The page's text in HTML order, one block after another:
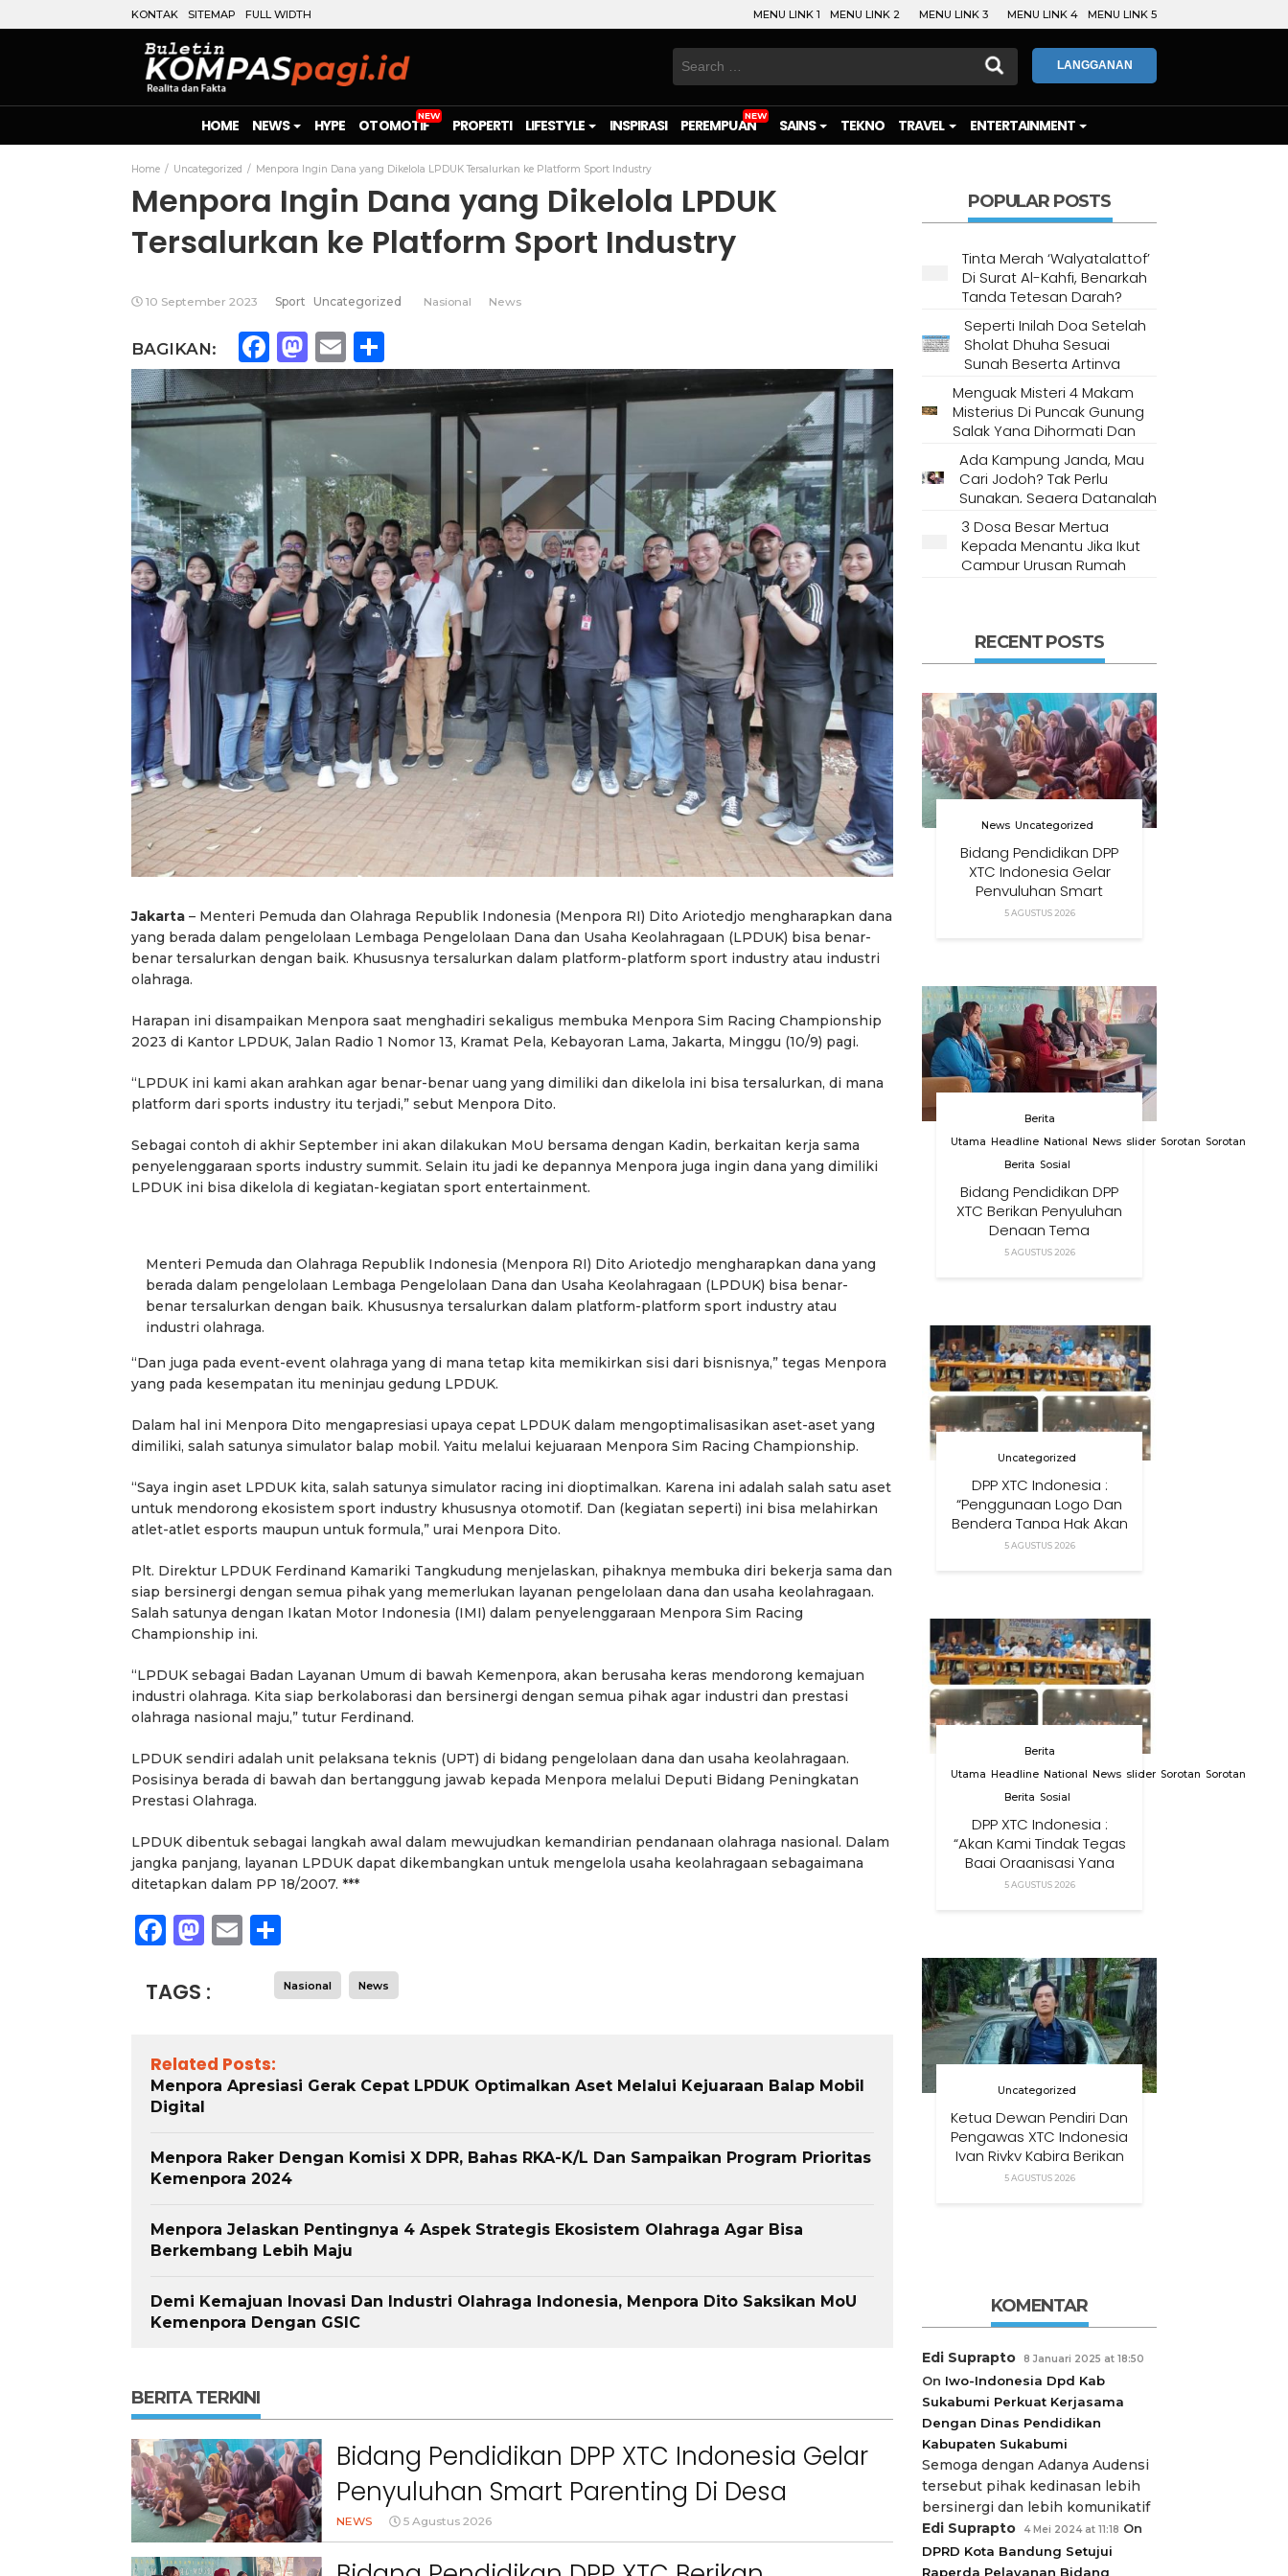
KONTAK SITEMAP FULL WIDTH MENU LINK 1 MENU LINK 2 MENU LINK 3 MENU LINK 4 MENU LINK 5
Search
LANGGANAN
HOME NEWS HYPE OTOMOTIF PROPERTI LIFESTYLE INSPIRASI PEREMPUAN SAINS TEKNO TRAVEL ENTERTAINMENT
Home Uncategorized Menpora Ingin Dana yang Dikelola LPDUK Tersalurkan ke Platform Sport Industry
Menpora Ingin Dana yang Dikelola LPDUK
Tersalurkan ke Platform Sport Industry
10 September 2023 Sport Uncategorized Nasional News
BAGIKAN: Facebook
Mastodon
Email
Jakarta – Menteri Pemuda dan Olahraga Republik Indonesia (Menpora RI) Dito Ariotedjo mengharapkan dana
yang berada dalam pengelolaan Lembaga Pengelolaan Dana dan Usaha Keolahragaan (LPDUK) bisa benar-
benar tersalurkan dengan baik. Khususnya tersalurkan dalam platform-platform sport industry atau industri
olahraga.
Harapan ini disampaikan Menpora saat menghadiri sekaligus membuka Menpora Sim Racing Championship
2023 di Kantor LPDUK, Jalan Radio 1 Nomor 13, Kramat Pela, Kebayoran Lama, Jakarta, Minggu (10/9) pagi.
“LPDUK ini kami akan arahkan agar benar-benar uang yang dimiliki dan dikelola ini bisa tersalurkan, di mana
platform dari sports industry itu terjadi,” sebut Menpora Dito.
Sebagai contoh di akhir September ini akan dilakukan MoU bersama dengan Kadin, berkaitan kerja sama
penyelenggaraan sports industry summit. Selain itu jadi ke depannya Menpora juga ingin dana yang dimiliki
LPDUK ini bisa dikelola di kegiatan-kegiatan sport entertainment.
Menteri Pemuda dan Olahraga Republik Indonesia (Menpora RI) Dito Ariotedjo mengharapkan dana yang
berada dalam pengelolaan Lembaga Pengelolaan Dana dan Usaha Keolahragaan (LPDUK) bisa benar-
benar tersalurkan dengan baik. Khususnya tersalurkan dalam platform-platform sport industry atau
industri olahraga.
“Dan juga pada event-event olahraga yang di mana tetap kita memikirkan sisi dari bisnisnya,” tegas Menpora
yang pada kesempatan itu meninjau gedung LPDUK.
Dalam hal ini Menpora Dito mengapresiasi upaya cepat LPDUK dalam mengoptimalisasikan aset-aset yang
dimiliki, salah satunya simulator balap mobil. Yaitu melalui kejuaraan Menpora Sim Racing Championship.
“Saya ingin aset LPDUK kita, salah satunya simulator racing ini dioptimalkan. Karena ini adalah salah satu aset
untuk mendorong ekosistem sport industry khususnya otomotif. Dan (kegiatan seperti) ini bisa melahirkan
atlet-atlet esports maupun untuk formula,” urai Menpora Dito.
Plt. Direktur LPDUK Ferdinand Kamariki Tangkudung menjelaskan, pihaknya membuka diri bekerja sama dan
siap bersinergi dengan semua pihak yang memerlukan layanan pengelolaan dana dan usaha keolahragaan.
Salah satunya dengan Ikatan Motor Indonesia (IMI) dalam penyelenggaraan Menpora Sim Racing
Championship ini.
“LPDUK sebagai Badan Layanan Umum di bawah Kemenpora, akan berusaha keras mendorong kemajuan
industri olahraga. Kita siap berkolaborasi dan bersinergi dengan semua pihak agar industri dan prestasi
olahraga nasional maju,” tutur Ferdinand.
LPDUK sendiri adalah unit pelaksana teknis (UPT) di bidang pengelolaan dana dan usaha keolahragaan.
Posisinya berada di bawah dan bertanggung jawab kepada Menpora melalui Deputi Bidang Peningkatan
Prestasi Olahraga.
LPDUK dibentuk sebagai langkah awal dalam mewujudkan kemandirian pendanaan olahraga nasional. Dalam
jangka panjang, layanan LPDUK dapat dikembangkan untuk mengelola usaha keolahragaan sebagaimana
ditetapkan dalam PP 18/2007. ***
Facebook
Mastodon
Email
TAGS : Nasional News
Related Posts:
Menpora Apresiasi Gerak Cepat LPDUK Optimalkan Aset Melalui Kejuaraan Balap Mobil
Digital
Menpora Raker Dengan Komisi X DPR, Bahas RKA-K/L Dan Sampaikan Program Prioritas
Kemenpora 2024
Menpora Jelaskan Pentingnya 4 Aspek Strategis Ekosistem Olahraga Agar Bisa
Berkembang Lebih Maju
Demi Kemajuan Inovasi Dan Industri Olahraga Indonesia, Menpora Dito Saksikan MoU
Kemenpora Dengan GSIC
BERITA TERKINI
Bidang Pendidikan DPP XTC Indonesia Gelar
Penyuluhan Smart Parenting Di Desa
Cihanjuang KBB
NEWS 5 Agustus 2026
POPULAR POSTS
Tinta Merah ‘Walyatalattof’
Di Surat Al-Kahfi, Benarkah
Tanda Tetesan Darah?
Seperti Inilah Doa Setelah
Sholat Dhuha Sesuai
Sunah Beserta Artinya
Menguak Misteri 4 Makam
Misterius Di Puncak Gunung
Salak Yang Dihormati Dan
Dianggap Tempat Suci Oleh
Masyarakat Setempat
Ada Kampung Janda, Mau
Cari Jodoh? Tak Perlu
Sungkan, Segera Datanglah
Ke Desa Ini
3 Dosa Besar Mertua
Kepada Menantu Jika Ikut
Campur Urusan Rumah
RECENT POSTS
News Uncategorized
Bidang Pendidikan DPP
XTC Indonesia Gelar
Penyuluhan Smart
Parenting Di Desa
5 AGUSTUS 2026
Berita
Utama
Headline National News slider Sorotan Sorotan
Berita Sosial
Bidang Pendidikan DPP
XTC Berikan Penyuluhan
Dengan Tema
Membangun Peran
5 AGUSTUS 2026
Uncategorized
DPP XTC Indonesia :
“Penggunaan Logo Dan
Bendera Tanpa Hak Akan
Ditindak”
5 AGUSTUS 2026
Berita
Utama
Headline National News slider Sorotan Sorotan
Berita Sosial
DPP XTC Indonesia :
“Akan Kami Tindak Tegas
Bagi Organisasi Yang
Menggunakan Nama,
5 AGUSTUS 2026
Uncategorized
Ketua Dewan Pendiri Dan
Pengawas XTC Indonesia
Ivan Rivky Kabira Berikan
Peryataan Sikap Terkait
5 AGUSTUS 2026
KOMENTAR
Edi Suprapto 8 Januari 2025 at 18:50
On Iwo-Indonesia Dpd Kab
Sukabumi Perkuat Kerjasama
Dengan Dinas Pendidikan
Kabupaten Sukabumi
Semoga dengan Adanya Audensi
tersebut pihak kedinasan lebih
bersinergi dan lebih komunikatif
Edi Suprapto
4 Mei 2024 at 11:18 On
DPRD Kota Bandung Setujui
Raperda Pelayanan Bidang